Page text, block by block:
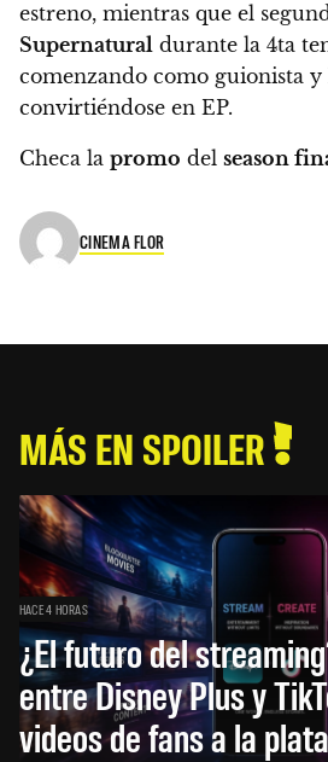
estreno, mientras que el
Supernatural durante la 4ta
comenzando como guionista y
convirtiéndose en EP.
Checa la promo del season
CINEMA FLOR
MÁS EN SPOILER
HACE 4 HORAS
¿El futuro del
entre Disney Plus y
videos de fans a la